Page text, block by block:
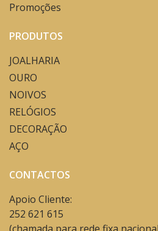
Promoções
PRODUTOS
JOALHARIA
OURO
NOIVOS
RELÓGIOS
DECORAÇÃO
AÇO
CONTACTOS
Apoio Cliente:
252 621 615